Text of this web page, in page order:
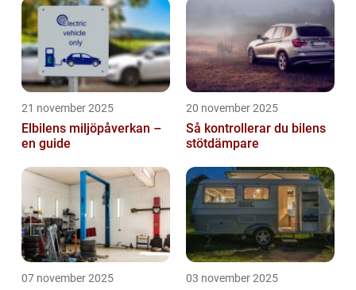
21 november 2025
Elbilens miljöpåverkan –
en guide
20 november 2025
Så kontrollerar du bilens
stötdämpare
07 november 2025 03 november 2025